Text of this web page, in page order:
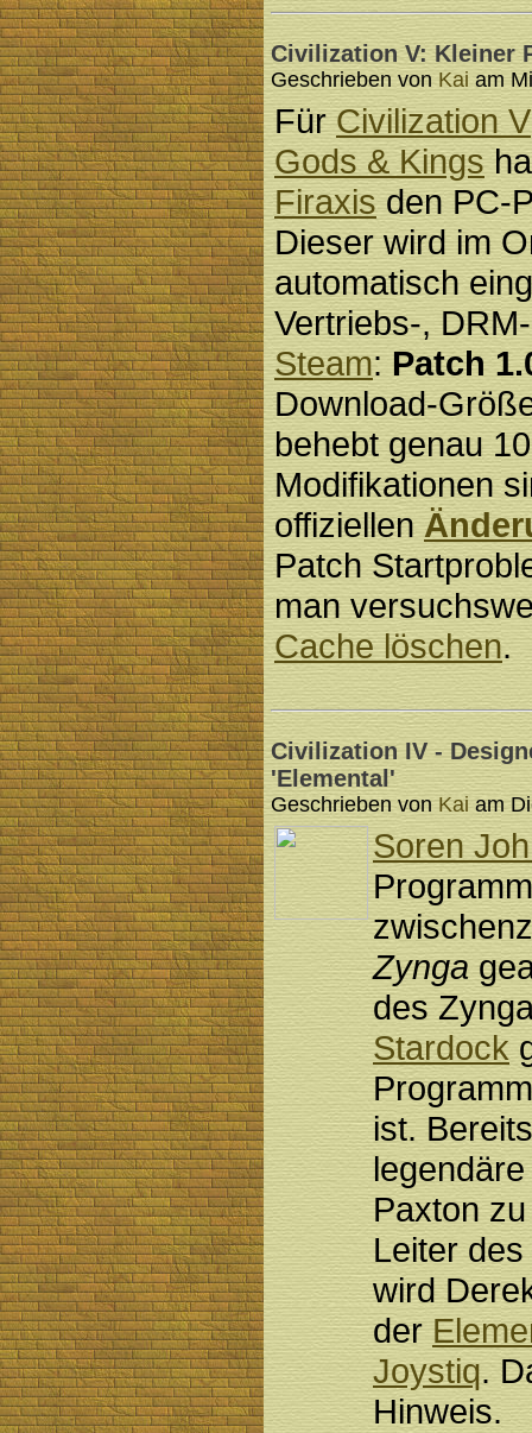
Civilization V: Kleiner
Geschrieben vonKaiam
FürCivilization V
Gods & Kings
Firaxisden PC-
Dieser wird im
automatisch
Vertriebs-,
Steam:Patch
Download-
behebt genau
Modifikationen
offiziellen
Patch
man
Cache löschen.
Civilization IV -
'Elemental'
Geschrieben vonKai am
Soren
Zynga
des
Stardock
ist.
Paxton
Leiter
wird
der
Joystiq.
Hinweis.